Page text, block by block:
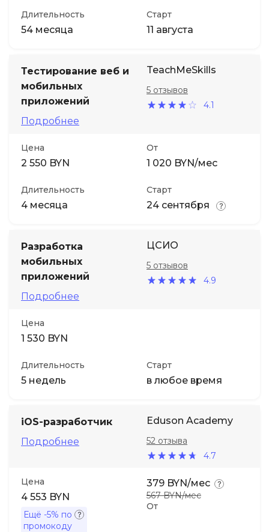
Длительность
54 месяца
Старт
11 августа
Тестирование веб и
мобильных
приложений
Подробнее
TeachMeSkills
4.1
5 отзывов
Цена
2 550 BYN
От
1 020 BYN/мес
Длительность
4 месяца
Старт
24 сентября
Разработка
мобильных
приложений
Подробнее
ЦСИО
4.9
5 отзывов
Цена
1 530 BYN
Длительность
5 недель
Старт
в любое время
iOS-разработчик
Подробнее
Eduson Academy
4.7
52 отзыва
Цена
4 553 BYN
Ещё -5% по
промокоду
От
379 BYN/мес
567 BYN/мес